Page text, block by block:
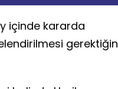
içinde kararda